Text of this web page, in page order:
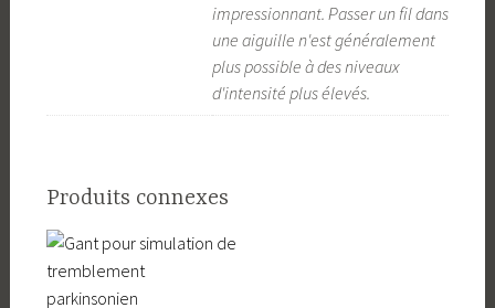
impressionnant. Passer un fil dans
une aiguille n'est généralement
plus possible à des niveaux
d'intensité plus élevés.
Produits connexes